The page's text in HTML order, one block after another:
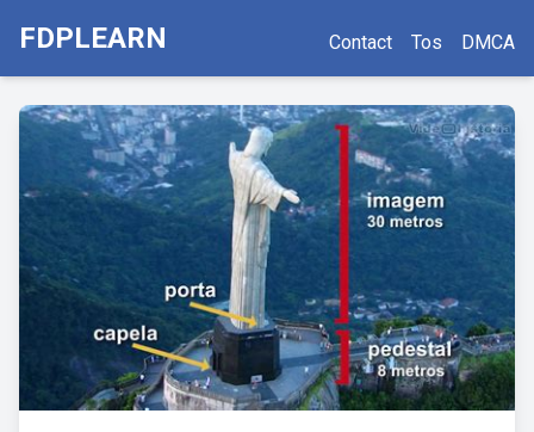
FDPLEARN Contact Tos DMCA